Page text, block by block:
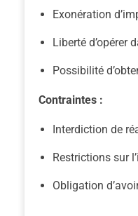
Exonération
Liberté d’opérer
Possibilité
Contraintes :
Interdiction de
Restrictions sur
Obligation